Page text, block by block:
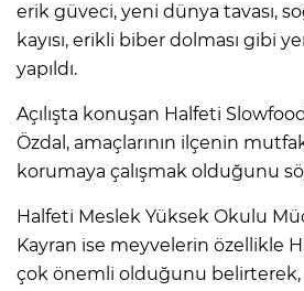
erik güveci, yeni dünya tavası,
kayısı, erikli biber dolması gibi
yapıldı.
Açılışta konuşan Halfeti
Özdal, amaçlarının ilçenin
korumaya çalışmak olduğunu
Halfeti Meslek Yüksek Okulu
Kayran ise meyvelerin özellikle
çok önemli olduğunu